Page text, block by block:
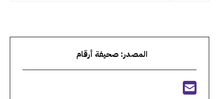
المصدر: صحيفة أرقام